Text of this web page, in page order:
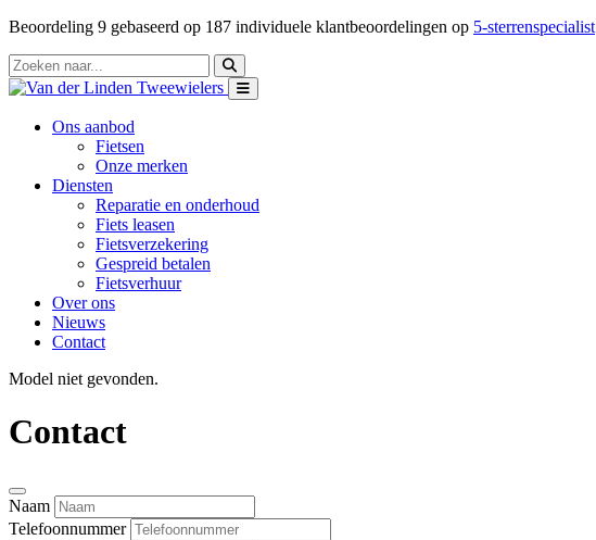
Beoordeling 9 gebaseerd op 187 individuele klantbeoordelingen op 5-sterrenspecialist
Ons aanbod
Fietsen
Onze merken
Diensten
Reparatie en onderhoud
Fiets leasen
Fietsverzekering
Gespreid betalen
Fietsverhuur
Over ons
Nieuws
Contact
Model niet gevonden.
Contact
Naam
Telefoonnummer